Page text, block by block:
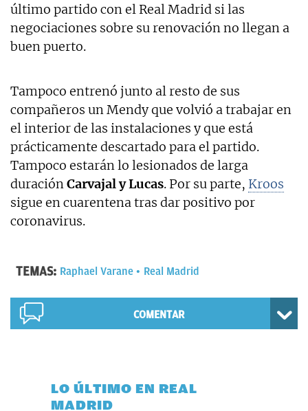
último partido con el Real Madrid si las
negociaciones sobre su renovación no llegan a
buen puerto.
Tampoco entrenó junto al resto de sus
compañeros un Mendy que volvió a trabajar en
el interior de las instalaciones y que está
prácticamente descartado para el partido.
Tampoco estarán lo lesionados de larga
duraciónCarvajal y Lucas. Por su parte, Kroos
sigue en cuarentena tras dar positivo por
coronavirus.
TEMAS: Raphael Varane Real Madrid
COMENTAR
LO ÚLTIMO EN REAL
MADRID